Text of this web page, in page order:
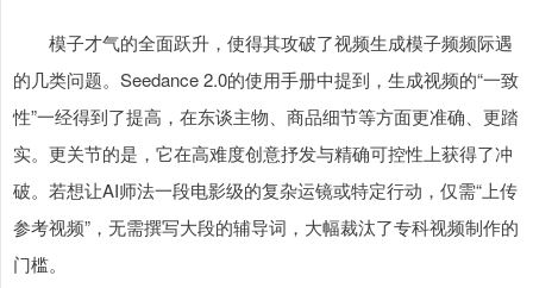
模子才气的全面跃升，使得其攻破了视频生成模子频频际遇
的几类问题。Seedance 2.0的使用手册中提到，生成视频的“一致
性”一经得到了提高，在东谈主物、商品细节等方面更准确、更踏
实。更关节的是，它在高难度创意抒发与精确可控性上获得了冲
破。若想让AI师法一段电影级的复杂运镜或特定行动，仅需“上传
参考视频”，无需撰写大段的辅导词，大幅裁汰了专科视频制作的
门槛。